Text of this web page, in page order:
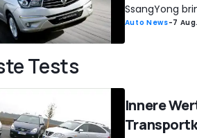
SsangYong
Auto News-7
Tests
Innere